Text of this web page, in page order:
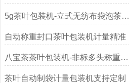
5g茶叶包装机-立式无纺布袋泡茶装袋设备
自动称重封口茶叶包装机计量精准
八宝茶茶叶包装机-非标多头称重机厂家
茶叶自动制袋计量包装机支持定制